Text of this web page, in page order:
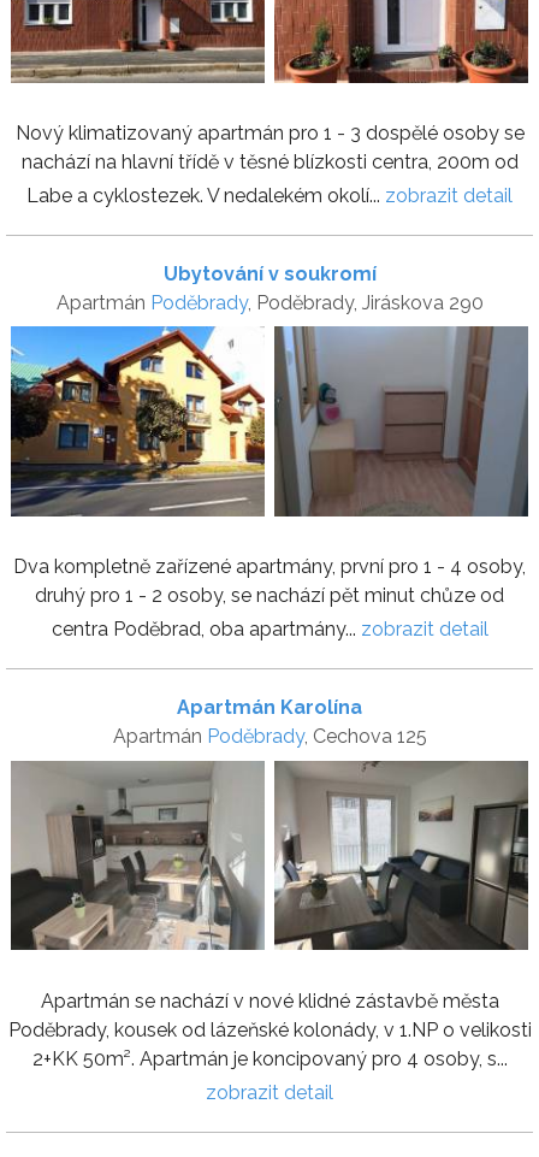
Nový klimatizovaný apartmán pro 1 - 3 dospělé osoby se
nachází na hlavní třídě v těsné blízkosti centra, 200m od
Labe a cyklostezek. V nedalekém okolí... zobrazit detail
Ubytování v soukromí
Apartmán Poděbrady, Poděbrady, Jiráskova 290
Dva kompletně zařízené apartmány, první pro 1 - 4 osoby,
druhý pro 1 - 2 osoby, se nachází pět minut chůze od
centra Poděbrad, oba apartmány... zobrazit detail
Apartmán Karolína
Apartmán Poděbrady, Cechova 125
Apartmán se nachází v nové klidné zástavbě města
Poděbrady, kousek od lázeňské kolonády, v 1.NP o velikosti
2+KK 50m². Apartmán je koncipovaný pro 4 osoby, s...
zobrazit detail